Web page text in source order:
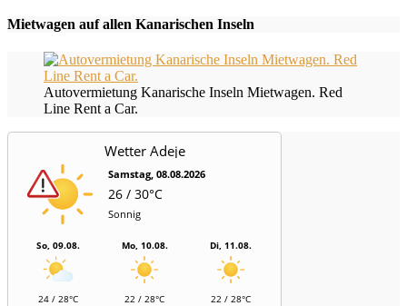
Mietwagen auf allen Kanarischen Inseln
Autovermietung Kanarische Inseln Mietwagen. Red
Line Rent a Car.
Wetter Adeje
Samstag, 08.08.2026
26 / 30°C
Sonnig
So, 09.08.
24 / 28°C
Mo, 10.08.
22 / 28°C
Di, 11.08.
22 / 28°C